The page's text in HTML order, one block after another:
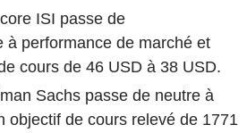
ISI passe de
à performance de marché et
cours de 46 USD à 38 USD.
Sachs passe de neutre à
objectif de cours relevé de 1771